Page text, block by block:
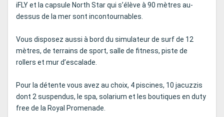
iFLY et la capsule North Star qui s’élève à 90 mètres au-
dessus de la mer sont incontournables.
Vous disposez aussi à bord du simulateur de surf de 12
mètres, de terrains de sport, salle de fitness, piste de
rollers et mur d’escalade.
Pour la détente vous avez au choix, 4 piscines, 10 jacuzzis
dont 2 suspendus, le spa, solarium et les boutiques en duty
free de la Royal Promenade.